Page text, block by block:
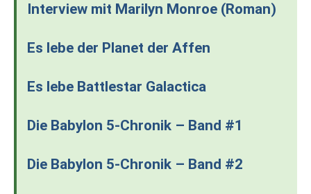
Interview mit Marilyn Monroe (Roman)
Es lebe der Planet der Affen
Es lebe Battlestar Galactica
Die Babylon 5-Chronik – Band #1
Die Babylon 5-Chronik – Band #2